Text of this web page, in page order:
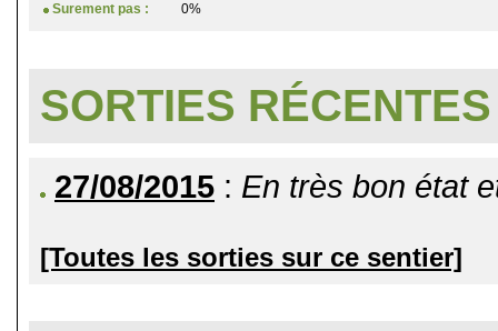
Surement pas :
0%
SORTIES RÉCENTES
27/08/2015 : En très bon état
[Toutes les sorties sur ce sentier]